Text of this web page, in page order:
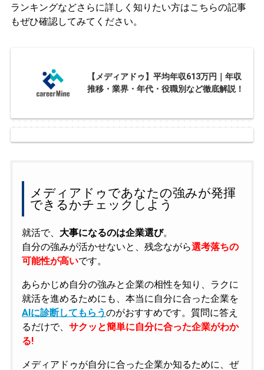
ランキングなどさらに詳しく知りたい方はこちらの記事
もぜひ確認してみてください。
【メディアドゥ】平均年収613万円｜年収
推移・業界・年代・役職別など徹底解説！
メディアドゥであなたの強みが発揮
できるかチェックしよう
就活で、 大事になるのは企業選び。
自分の強みが活かせないと、残念ながら選考落ちの
可能性が高いです。
あらかじめ自分の強みと企業の相性を知り、ラクに
就活を進めるためにも、本当に自分に合った企業を
AIに診断してもらうのがおすすめです。質問に答え
るだけで、 サクッと簡単に自分に合った企業がわか
る!
メディアドゥが自分に合った企業か知るために、ぜ